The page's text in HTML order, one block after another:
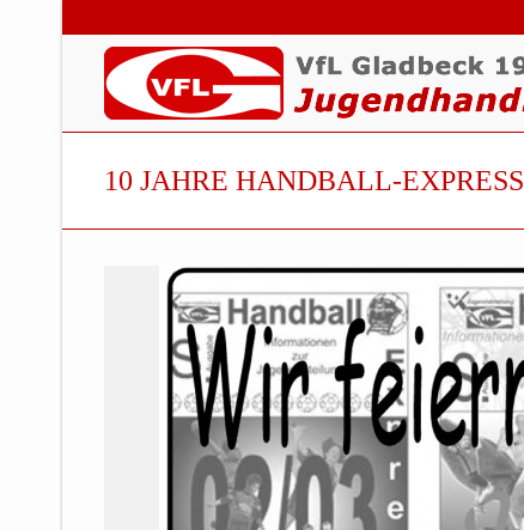
10 JAHRE HANDBALL-EXPRESS